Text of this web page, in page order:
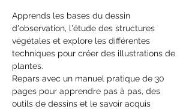
Apprends les bases du dessin
d'observation, l'étude des structures
végétales et explore les différentes
techniques pour créer des illustrations de
plantes.
Repars avec un manuel pratique de 30
pages pour apprendre pas à pas, des
outils de dessins et le savoir acquis